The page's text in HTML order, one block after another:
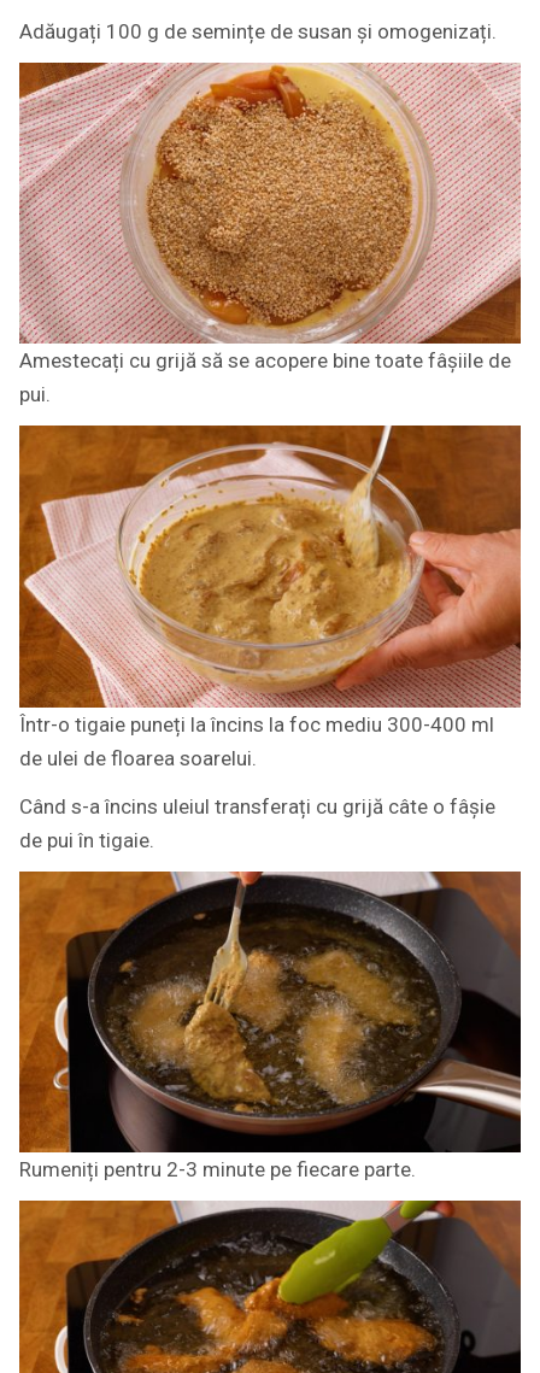
Adăugați 100 g de semințe de susan și omogenizați.
Amestecați cu grijă să se acopere bine toate fâșiile de
pui.
Într-o tigaie puneți la încins la foc mediu 300-400 ml
de ulei de floarea soarelui.
Când s-a încins uleiul transferați cu grijă câte o fâșie
de pui în tigaie.
Rumeniți pentru 2-3 minute pe fiecare parte.